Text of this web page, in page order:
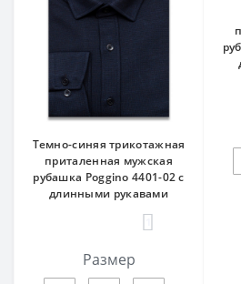
Темно-синяя трикотажная
приталенная мужская
рубашка Poggino 4401-02 с
длинными рукавами
Размер